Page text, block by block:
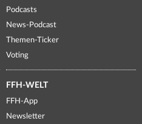
Podcasts
News-Podcast
Themen-Ticker
Voting
FFH-WELT
FFH-App
Newsletter